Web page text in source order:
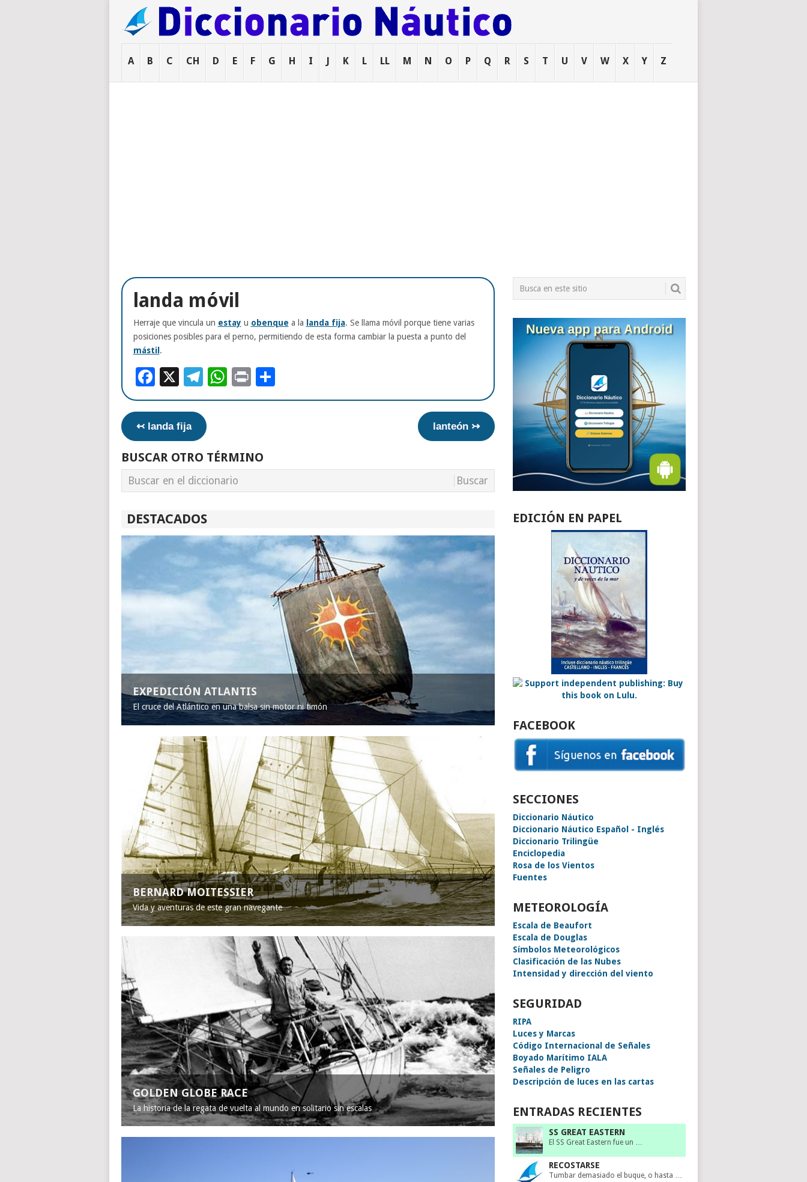
A B C CH D E F G H I J K L LL M N O P Q R S T U V W X Y Z
landa móvil
Herraje que vincula un estay u obenque a la landa fija. Se llama móvil porque tiene varias
posiciones posibles para el perno, permitiendo de esta forma cambiar la puesta a punto del
mástil.
Facebook
X Telegram
WhatsApp
PrintCompartir
↢ landa fija lanteón ↣
BUSCAR OTRO TÉRMINO
DESTACADOS
EXPEDICIÓN ATLANTIS
El cruce del Atlántico en una balsa sin motor ni timón
BERNARD MOITESSIER
Vida y aventuras de este gran navegante
GOLDEN GLOBE RACE
La historia de la regata de vuelta al mundo en solitario sin escalas
EDICIÓN EN PAPEL
FACEBOOK
SECCIONES
Diccionario Náutico
Diccionario Náutico Español - Inglés
Diccionario Trilingüe
Enciclopedia
Rosa de los Vientos
Fuentes
METEOROLOGÍA
Escala de Beaufort
Escala de Douglas
Símbolos Meteorológicos
Clasificación de las Nubes
Intensidad y dirección del viento
SEGURIDAD
RIPA
Luces y Marcas
Código Internacional de Señales
Boyado Marítimo IALA
Señales de Peligro
Descripción de luces en las cartas
ENTRADAS RECIENTES
SS GREAT EASTERN
El SS Great Eastern fue un …
RECOSTARSE
Tumbar demasiado el buque, o hasta …